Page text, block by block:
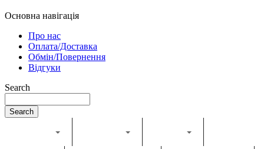
Основна навігація
Про нас
Оплата/Доставка
Обмін/Повернення
Відгуки
Search
Search